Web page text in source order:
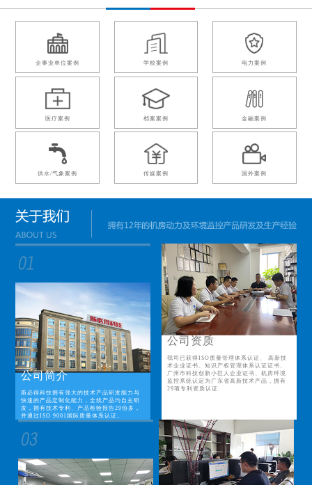
企事业单位案例 学校案例 电力案例
医疗案例 档案案例 金融案例
供水/气象案例 传媒案例 国外案例
公司简介
斯必得科技拥有强大的技术产品研发能力与
快速的产品定制化能力，全线产品均自主研
发，拥有技术专利、产品检验报告29份多，
并通过ISO 9001国际质量体系认证。
公司资质
我司已获得ISO质量管理体系认证、 高新技
术企业证书、知识产权管理体系认证证书、
广州市科技创新小巨人企业证书、机房环境
监控系统认定为广东省高新技术产品，拥有
29项专利资质认证